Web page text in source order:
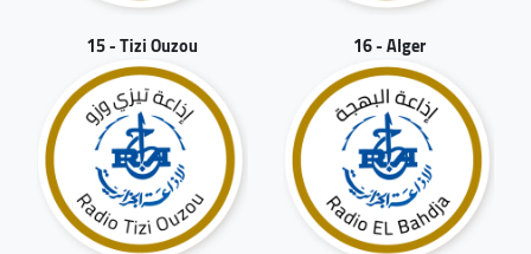
15 - Tizi Ouzou 16 - Alger